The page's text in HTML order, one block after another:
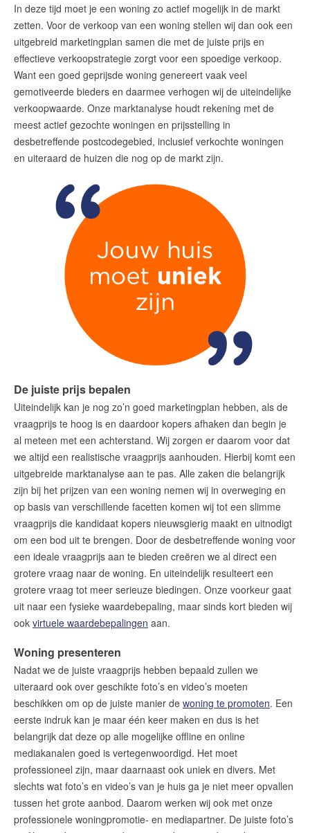
In deze tijd moet je een woning zo actief mogelijk in de markt
zetten. Voor de verkoop van een woning stellen wij dan ook een
uitgebreid marketingplan samen die met de juiste prijs en
effectieve verkoopstrategie zorgt voor een spoedige verkoop.
Want een goed geprijsde woning genereert vaak veel
gemotiveerde bieders en daarmee verhogen wij de uiteindelijke
verkoopwaarde. Onze marktanalyse houdt rekening met de
meest actief gezochte woningen en prijsstelling in
desbetreffende postcodegebied, inclusief verkochte woningen
en uiteraard de huizen die nog op de markt zijn.
De juiste prijs bepalen
Uiteindelijk kan je nog zo’n goed marketingplan hebben, als de
vraagprijs te hoog is en daardoor kopers afhaken dan begin je
al meteen met een achterstand. Wij zorgen er daarom voor dat
we altijd een realistische vraagprijs aanhouden. Hierbij komt een
uitgebreide marktanalyse aan te pas. Alle zaken die belangrijk
zijn bij het prijzen van een woning nemen wij in overweging en
op basis van verschillende facetten komen wij tot een slimme
vraagprijs die kandidaat kopers nieuwsgierig maakt en uitnodigt
om een bod uit te brengen. Door de desbetreffende woning voor
een ideale vraagprijs aan te bieden creëren we al direct een
grotere vraag naar de woning. En uiteindelijk resulteert een
grotere vraag tot meer serieuze biedingen. Onze voorkeur gaat
uit naar een fysieke waardebepaling, maar sinds kort bieden wij
ook virtuele waardebepalingen aan.
Woning presenteren
Nadat we de juiste vraagprijs hebben bepaald zullen we
uiteraard ook over geschikte foto’s en video’s moeten
beschikken om op de juiste manier de woning te promoten. Een
eerste indruk kan je maar één keer maken en dus is het
belangrijk dat deze op alle mogelijke offline en online
mediakanalen goed is vertegenwoordigd. Het moet
professioneel zijn, maar daarnaast ook uniek en divers. Met
slechts wat foto’s en video’s van je huis ga je niet meer opvallen
tussen het grote aanbod. Daarom werken wij ook met onze
professionele woningpromotie- en mediapartner. De juiste foto’s